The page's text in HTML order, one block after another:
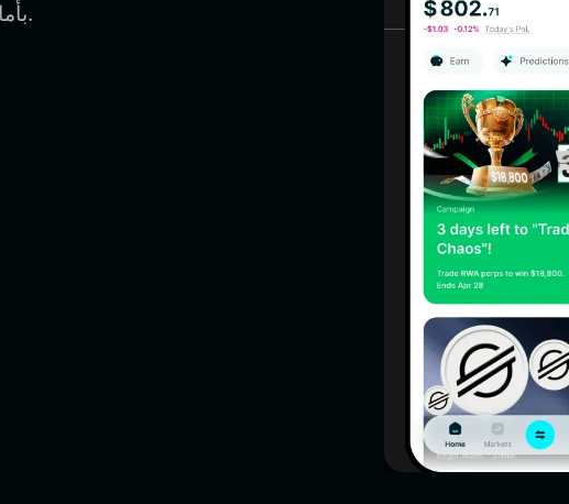
التطبيقات اللامركزية وإدارة Cronos Coin بأمان.